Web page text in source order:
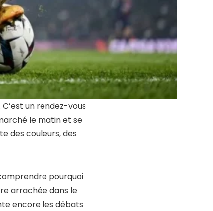
un rendez-vous
le matin et se
des couleurs, des
pourquoi
arrachée dans le
encore les débats